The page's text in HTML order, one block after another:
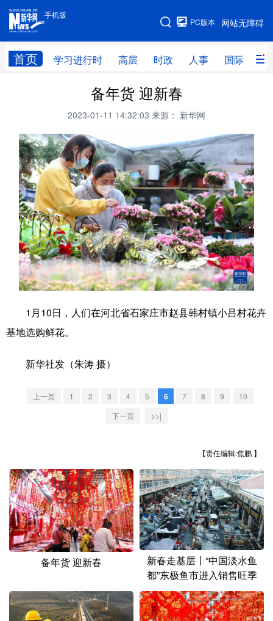
手机版
网站无障碍
PC版本
首页 学习进行时 高层 时政 人事 国际 财
手机版
网站地图
高层 时政
财经 网评
台湾 思客智库 全球连线 教育
科技 科创 量子 体育
文化 书画 健康 军事
访谈 视频 图片 政务
法律 中央文件 金融 汽车
食品 人居 信息化 数字经济
文化产业
北京 天津 河北 山西
辽宁 吉林 上海 江苏
浙江 安徽 福建 江西
山东 河南 湖北 湖南
海南 重庆
四川 贵州 云南 西藏
备年货 迎新春
2023-01-11 14:32:03 来源： 新华网
1月10日，人们在河北省石家庄市赵县韩村镇小吕村花卉
基地选购鲜花。
新华社发（朱涛 摄）
上一页 1 2 3 4 5 6 7 8 9
10
下一页
>>|
【责任编辑:焦鹏 】
备年货 迎新春
新春走基层丨“中国淡水鱼
都”东极鱼市进入销售旺季